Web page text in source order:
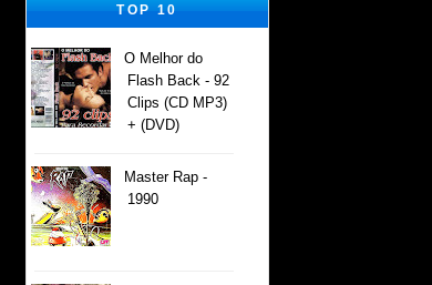
TOP 10
O Melhor do
Flash Back - 92
Clips (CD MP3)
+ (DVD)
Master Rap -
1990